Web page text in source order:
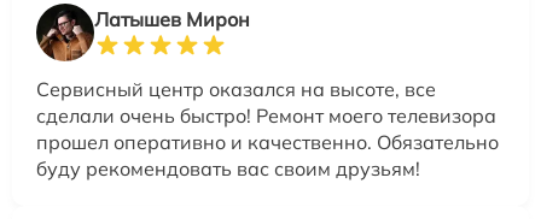
Латышев Мирон
Сервисный центр оказался на высоте, все
сделали очень быстро! Ремонт моего телевизора
прошел оперативно и качественно. Обязательно
буду рекомендовать вас своим друзьям!